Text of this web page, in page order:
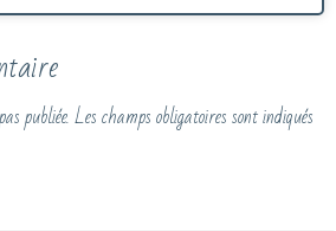
publiée.Les champs obligatoires sont indiqués